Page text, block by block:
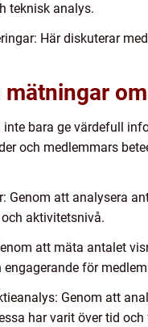
teknisk analys.
Här diskuterar
inte bara ge värdefull
och medlemmars
Genom att analysera
aktivitetsnivå.
att mäta antalet
för
Genom att
har varit över tid